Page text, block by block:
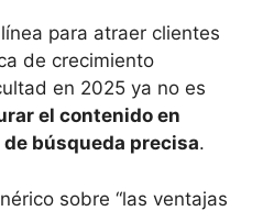
para atraer clientes
de crecimiento
en 2025 ya no es
el contenido en
búsqueda precisa.
sobre “las ventajas